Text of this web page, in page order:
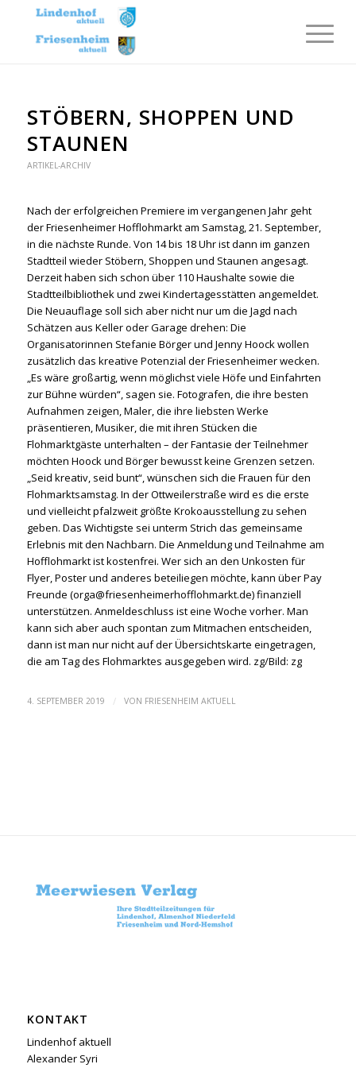
STÖBERN, SHOPPEN UND
STAUNEN
ARTIKEL-ARCHIV
Nach der erfolgreichen Premiere im vergangenen Jahr geht
der Friesenheimer Hofflohmarkt am Samstag, 21. September,
in die nächste Runde. Von 14 bis 18 Uhr ist dann im ganzen
Stadtteil wieder Stöbern, Shoppen und Staunen angesagt.
Derzeit haben sich schon über 110 Haushalte sowie die
Stadtteilbibliothek und zwei Kindertagesstätten angemeldet.
Die Neuauflage soll sich aber nicht nur um die Jagd nach
Schätzen aus Keller oder Garage drehen: Die
Organisatorinnen Stefanie Börger und Jenny Hoock wollen
zusätzlich das kreative Potenzial der Friesenheimer wecken.
„Es wäre großartig, wenn möglichst viele Höfe und Einfahrten
zur Bühne würden“, sagen sie. Fotografen, die ihre besten
Aufnahmen zeigen, Maler, die ihre liebsten Werke
präsentieren, Musiker, die mit ihren Stücken die
Flohmarktgäste unterhalten – der Fantasie der Teilnehmer
möchten Hoock und Börger bewusst keine Grenzen setzen.
„Seid kreativ, seid bunt“, wünschen sich die Frauen für den
Flohmarktsamstag. In der Ottweilerstraße wird es die erste
und vielleicht pfalzweit größte Krokoausstellung zu sehen
geben. Das Wichtigste sei unterm Strich das gemeinsame
Erlebnis mit den Nachbarn. Die Anmeldung und Teilnahme am
Hofflohmarkt ist kostenfrei. Wer sich an den Unkosten für
Flyer, Poster und anderes beteiliegen möchte, kann über Pay
Freunde (orga@friesenheimerhofflohmarkt.de) finanziell
unterstützen. Anmeldeschluss ist eine Woche vorher. Man
kann sich aber auch spontan zum Mitmachen entscheiden,
dann ist man nur nicht auf der Übersichtskarte eingetragen,
die am Tag des Flohmarktes ausgegeben wird. zg/Bild: zg
4. SEPTEMBER 2019 / VON FRIESENHEIM AKTUELL
KONTAKT
Lindenhof aktuell
Alexander Syri